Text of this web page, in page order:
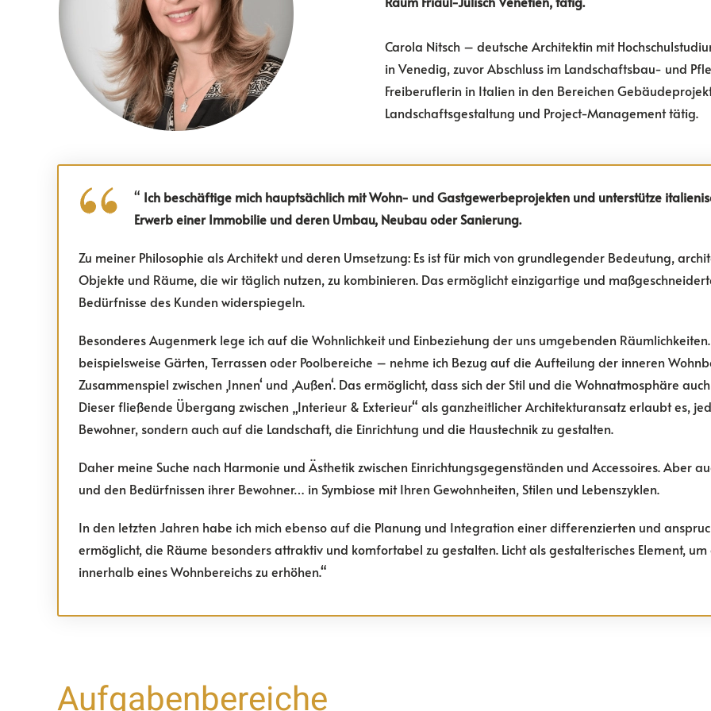
Carola Nitsch – deutsche Architektin mit
in Venedig, zuvor Abschluss im Landschaftsbau- und
Freiberuflerin in Italien in den Bereichen
Landschaftsgestaltung und Project-Management tätig.
“ Ich beschäftige mich hauptsächlich mit Wohn- und Gastgewerbeprojekten und unterstütze
Erwerb einer Immobilie und deren Umbau, Neubau oder Sanierung.
Zu meiner Philosophie als Architekt und deren Umsetzung: Es ist für mich von grundlegender Bedeutung,
Objekte und Räume, die wir täglich nutzen, zu kombinieren. Das ermöglicht einzigartige und
Bedürfnisse des Kunden widerspiegeln.
Besonderes Augenmerk lege ich auf die Wohnlichkeit und Einbeziehung der uns umgebenden
beispielsweise Gärten, Terrassen oder Poolbereiche – nehme ich Bezug auf die Aufteilung der inneren
Zusammenspiel zwischen ‚Innen‘ und ‚Außen‘. Das ermöglicht, dass sich der Stil und die Wohnatmosphäre
Dieser fließende Übergang zwischen „Interieur & Exterieur“ als ganzheitlicher Architekturansatz erlaubt es,
Bewohner, sondern auch auf die Landschaft, die Einrichtung und die Haustechnik zu gestalten.
Daher meine Suche nach Harmonie und Ästhetik zwischen Einrichtungsgegenständen und Accessoires. Aber
und den Bedürfnissen ihrer Bewohner… in Symbiose mit Ihren Gewohnheiten, Stilen und Lebenszyklen.
In den letzten Jahren habe ich mich ebenso auf die Planung und Integration einer differenzierten und
ermöglicht, die Räume besonders attraktiv und komfortabel zu gestalten. Licht als gestalterisches Element,
innerhalb eines Wohnbereichs zu erhöhen.“
Aufgabenbereiche